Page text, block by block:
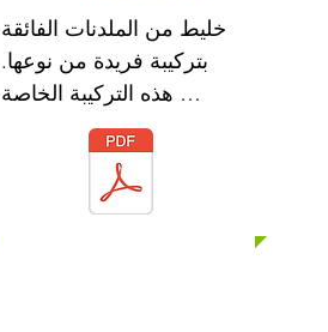
متطلبات ASTM C-494
خليط من الملدنات الفائقة
بتركيبة فريدة من نوعها.
هذه التركيبة الخاصة
مصممة خصيصًا للاستخدام
مع أدوات الربط
الهيدروليكية.
ARACO SP 452 لها تأثير